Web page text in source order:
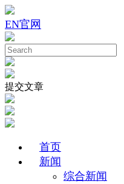
EN官网
提交文章
首页
新闻
综合新闻